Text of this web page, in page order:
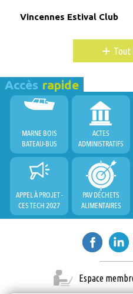
Vincennes Estival Club
+ Tout
Accès rapide
MARNE BOIS
BATEAU-BUS
ACTES
ADMINISTRATIFS
APPEL À PROJET -
CES TECH 2027
PAV DÉCHETS
ALIMENTAIRES
Espace